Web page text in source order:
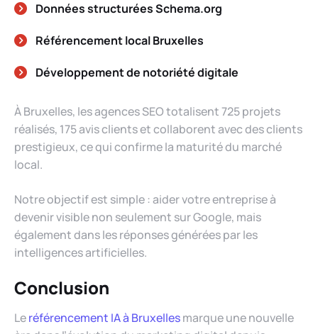
Données structuréesSchema.org
Référencement local Bruxelles
Développement de notoriété digitale
À Bruxelles, les agences SEO totalisent 725 projets
réalisés, 175 avis clients et collaborent avec des clients
prestigieux, ce qui confirme la maturité du marché
local.
Notre objectif est simple : aider votre entreprise à
devenir visible non seulement sur Google, mais
également dans les réponses générées par les
intelligences artificielles.
Conclusion
Leréférencement IA à Bruxellesmarque une nouvelle